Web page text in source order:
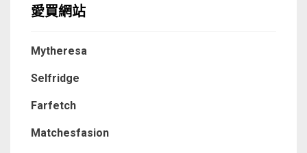
愛買網站
Mytheresa
Selfridge
Farfetch
Matchesfasion